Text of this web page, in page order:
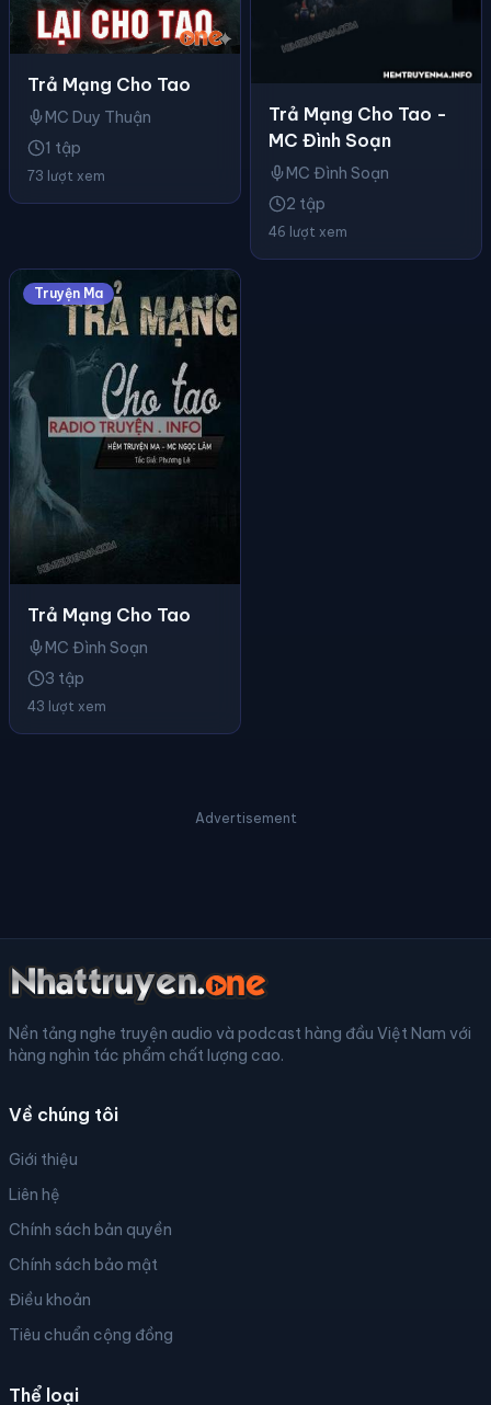
Trả Mạng Cho Tao
MC Duy Thuận
1 tập
73 lượt xem
Trả Mạng Cho Tao -
MC Đình Soạn
MC Đình Soạn
2 tập
46 lượt xem
Truyện Ma
Trả Mạng Cho Tao
MC Đình Soạn
3 tập
43 lượt xem
Advertisement
Nền tảng nghe truyện audio và podcast hàng đầu Việt Nam với
hàng nghìn tác phẩm chất lượng cao.
Về chúng tôi
Giới thiệu
Liên hệ
Chính sách bản quyền
Chính sách bảo mật
Điều khoản
Tiêu chuẩn cộng đồng
Thể loại